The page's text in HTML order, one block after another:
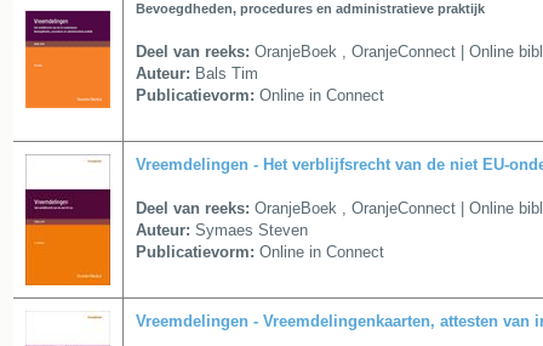
Bevoegdheden, procedures en administratieve praktijk
Deel van reeks: OranjeBoek , OranjeConnect | Online
Auteur: Bals Tim
Publicatievorm: Online in Connect
Vreemdelingen - Het verblijfsrecht van de niet EU-
Deel van reeks: OranjeBoek , OranjeConnect | Online
Auteur: Symaes Steven
Publicatievorm: Online in Connect
Vreemdelingen - Vreemdelingenkaarten, attesten